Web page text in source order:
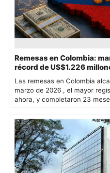
Remesas en Colombia:
récord de US$1.226
divisas y consumo
Las remesas en Colombia
marzo de 2026 , el mayor
ahora, y completaron 23
de…